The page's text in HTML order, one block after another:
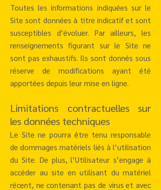
Toutes les informations indiquées sur le
Site sont données à titre indicatif et sont
susceptibles d’évoluer. Par ailleurs, les
renseignements figurant sur le Site ne
sont pas exhaustifs. Ils sont donnés sous
réserve de modifications ayant été
apportées depuis leur mise en ligne.
Limitations contractuelles sur
les données techniques
Le Site ne pourra être tenu responsable
de dommages matériels liés à l’utilisation
du Site. De plus, l’Utilisateur s’engage à
accéder au site en utilisant du matériel
récent, ne contenant pas de virus et avec